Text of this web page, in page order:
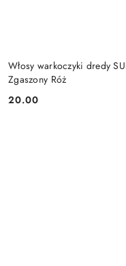
Włosy warkoczyki dredy
Zgaszony Róż
Cena:
20.00